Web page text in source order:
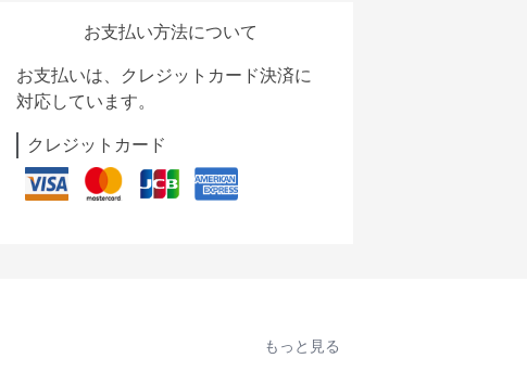
お支払い方法について
お支払いは、クレジットカード決済に
対応しています。
クレジットカード
もっと見る